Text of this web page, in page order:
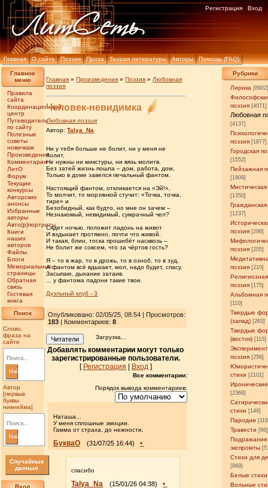
Главная О сайте Поэзия Проза Теория литературы Авторы Помощь (FAQ)
Регистрация Вход
Главное
меню
Правила
сайта
Координационный
центр
Путеводитель
по сайту
Полезные
советы
новичкам
Произведения
Комментарии
ЛитО
Форум
Текущие
конкурсы
Авторские
анонсы
Избранные
авторы
Авто(р)портреты
Книги
наших
авторов
Файлы
Блоги
Мемориальные
страницы
Обратная
связь
Гостевая
книга
Поиск
Слово,
фраза на
сайте
Найти
Автор
[первые
буквы
никнейма]
Найти
Случайные
данные
Вход
Рубрики
Лирика
поэзия [4071]
Любовная
[4137]
поэзия [1877]
Городская
[1552]
Пейзажная
[1909]
Мистическая
[1350]
Гражданская
[1237]
поэзия [296]
поэзия [205]
поэзия [210]
Религиозная
поэзия [175]
Альбомная
[110]
Твердые
(запад) [263]
Твердые
(восток) [115]
поэзия [256]
стихи [2101]
[2369]
стихи [149]
Пародии
Травести [66]
Подражания
экспромты
Стихи для
[869]
Белые стихи
Вольные
Главная »Произведения »Поэзия » Любовная
поэзия
Человек-невидимка
Любовная поэзия
Автор:Talya_Na
Ни у тебя больше не болит, ни у меня не
болит,
Не нужны ни микстуры, ни вязь молитв.
Без затей жизнь пошла – дом, работа, дом,
Только в доме завелся печальный фантом.
Настоящий фантом, откликается на «Эй!»,
То молчит, то морзянкой стучит: «Точка, точка,
тире» и
Безобидный, как будто, но мне он зачем –
Незнакомый, невидимый, сумрачный чел?
Сядет ночью, положит ладонь на живот
И вздыхает протяжно, почти что живой.
И такая, блин, тоска прошибёт насквозь –
Не болит же совсем, что за чёртов гость?
Я – то в жар, то в дрожь, то в озноб, то в зуд,
А фантом всё вдыхает, мол, надо будет, спасу.
Засыпаю, дыхание затаив.
... у фантома ладони такие твои.
Дуэльный клуб - 3
Опубликовано: 02/05/25, 08:54 | Просмотров:
183| Комментариев: 8
Читатели Загрузка...
Добавлять комментарии могут только
зарегистрированные пользователи.
[ Регистрация Вход]
Все комментарии:
Порядок вывода комментариев:
Наташа...
У меня сплошные эмоции.
Гамма от страха, до нежности.
БукваО (31/07/25 16:44) •
спасибо
Talya_Na (15/01/26 04:38) •